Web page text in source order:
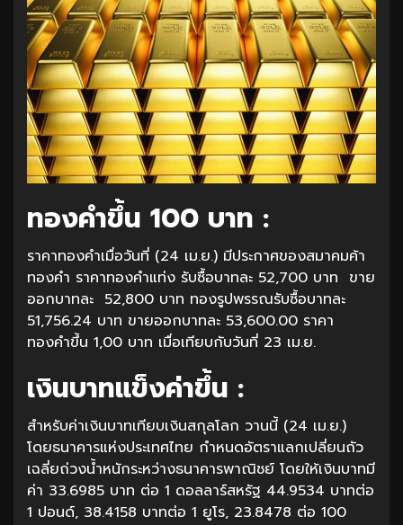
ทองคำขึ้น 100 บาท :
ราคาทองคำเมื่อวันที่ (24 เม.ย.) มีประกาศของสมาคมค้า
ทองคำ ราคาทองคำแท่ง รับซื้อบาทละ 52,700 บาท ขาย
ออกบาทละ 52,800 บาท ทองรูปพรรณรับซื้อบาทละ
51,756.24 บาท ขายออกบาทละ 53,600.00 ราคา
ทองคำขึ้น 1,00 บาท เมื่อเทียบกับวันที่ 23 เม.ย.
เงินบาทแข็งค่าขึ้น :
สำหรับค่าเงินบาทเทียบเงินสกุลโลก วานนี้ (24 เม.ย.)
โดยธนาคารแห่งประเทศไทย กำหนดอัตราแลกเปลี่ยนถัว
เฉลี่ยถ่วงน้ำหนักระหว่างธนาคารพาณิชย์ โดยให้เงินบาทมี
ค่า 33.6985 บาท ต่อ 1 ดอลลาร์สหรัฐ 44.9534 บาทต่อ
1 ปอนด์, 38.4158 บาทต่อ 1 ยูโร, 23.8478 ต่อ 100